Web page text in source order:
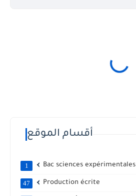
أقسام الموقع
Bac sciences expérimentales
1
Production écrite
47